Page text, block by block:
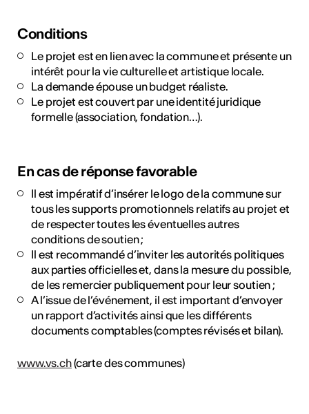
Conditions
Le projet est en lien avec la commune et présente un
intérêt pour la vie culturelle et artistique locale.
La demande épouse un budget réaliste.
Le projet est couvert par une identité juridique
formelle (association, fondation…).
En cas de réponse favorable
Il est impératif d’insérer le logo de la commune sur
tous les supports promotionnels relatifs au projet et
de respecter toutes les éventuelles autres
conditions de soutien ;
Il est recommandé d’inviter les autorités politiques
aux parties officielles et, dans la mesure du possible,
de les remercier publiquement pour leur soutien ;
A l’issue de l’événement, il est important d’envoyer
un rapport d’activités ainsi que les différents
documents comptables (comptes révisés et bilan).
www.vs.ch(carte des communes)